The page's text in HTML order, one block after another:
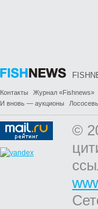
Контакты Журнал «Fishnews»
И вновь — аукционы
©